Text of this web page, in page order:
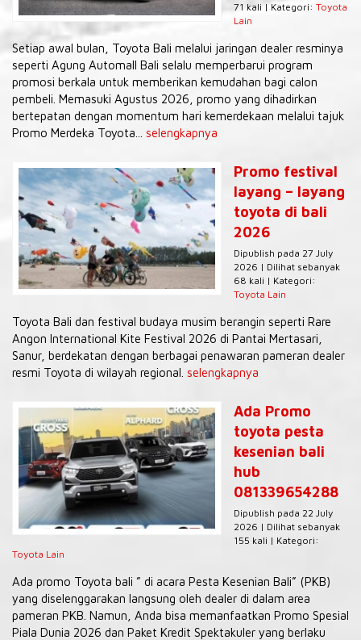
71 kali | Kategori: Toyota
Lain
Setiap awal bulan, Toyota Bali melalui jaringan dealer resminya
seperti Agung Automall Bali selalu memperbarui program
promosi berkala untuk memberikan kemudahan bagi calon
pembeli. Memasuki Agustus 2026, promo yang dihadirkan
bertepatan dengan momentum hari kemerdekaan melalui tajuk
Promo Merdeka Toyota... selengkapnya
Promo festival
layang – layang
toyota di bali
2026
Dipublish pada 27 July
2026 | Dilihat sebanyak
68 kali | Kategori:
Toyota Lain
Toyota Bali dan festival budaya musim berangin seperti Rare
Angon International Kite Festival 2026 di Pantai Mertasari,
Sanur, berdekatan dengan berbagai penawaran pameran dealer
resmi Toyota di wilayah regional. selengkapnya
Ada Promo
toyota pesta
kesenian bali
hub
081339654288
Dipublish pada 22 July
2026 | Dilihat sebanyak
155 kali | Kategori:
Toyota Lain
Ada promo Toyota bali ” di acara Pesta Kesenian Bali” (PKB)
yang diselenggarakan langsung oleh dealer di dalam area
pameran PKB. Namun, Anda bisa memanfaatkan Promo Spesial
Piala Dunia 2026 dan Paket Kredit Spektakuler yang berlaku